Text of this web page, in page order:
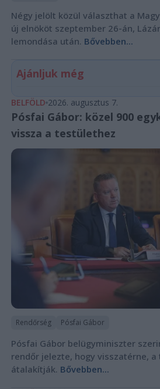
Négy jelölt közül választhat a
új elnököt szeptember 26-án,
lemondása után. Bővebben...
Ajánljuk még
BELFÖLD 2026. augusztus 7.
Pósfai Gábor: közel 900
vissza a testülethez
Rendőrség Pósfai Gábor
Pósfai Gábor belügyminiszter
rendőr jelezte, hogy visszatérne,
átalakítják. Bővebben...